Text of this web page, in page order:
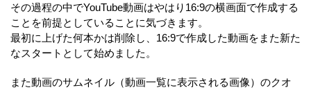
その過程の中でYouTube動画はやはり16:9の横画面で作成する
ことを前提としていることに気づきます。
最初に上げた何本かは削除し、16:9で作成した動画をまた新た
なスタートとして始めました。
また動画のサムネイル（動画一覧に表示される画像）のクオ